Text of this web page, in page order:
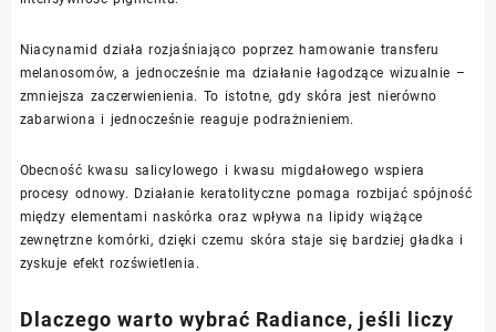
Niacynamid działa rozjaśniająco poprzez hamowanie transferu
melanosomów, a jednocześnie ma działanie łagodzące wizualnie –
zmniejsza zaczerwienienia. To istotne, gdy skóra jest nierówno
zabarwiona i jednocześnie reaguje podrażnieniem.
Obecność kwasu salicylowego i kwasu migdałowego wspiera
procesy odnowy. Działanie keratolityczne pomaga rozbijać spójność
między elementami naskórka oraz wpływa na lipidy wiążące
zewnętrzne komórki, dzięki czemu skóra staje się bardziej gładka i
zyskuje efekt rozświetlenia.
Dlaczego warto wybrać Radiance, jeśli liczy